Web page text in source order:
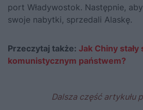
port Władywostok. Następnie,
swoje nabytki, sprzedali Alaskę.
Przeczytaj także: Jak Chiny stały
komunistycznym państwem?
Dalsza część artykułu